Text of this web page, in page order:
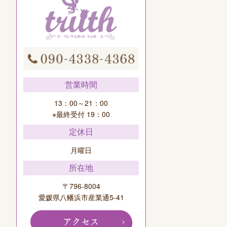
営業時間
13：00～21：00
※最終受付 19：00
定休日
月曜日
所在地
〒796-8004
愛媛県八幡浜市産業通5-41